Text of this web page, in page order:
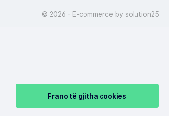
© 2026 - E-commerce by solution25
Prano të gjitha cookies